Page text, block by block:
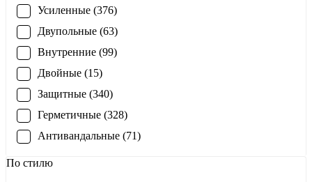
Усиленные (376)
Двупольные (63)
Внутренние (99)
Двойные (15)
Защитные (340)
Герметичные (328)
Антивандальные (71)
По стилю